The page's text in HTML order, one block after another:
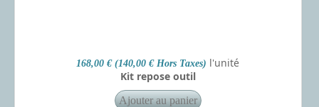
168,00 € (140,00 € Hors Taxes) l'unité
Kit repose outil